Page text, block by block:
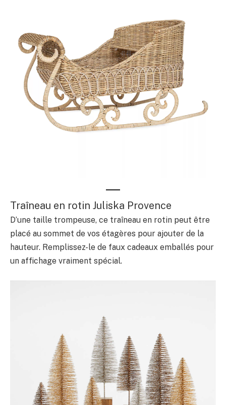
Traîneau en rotin Juliska Provence
D’une taille trompeuse, ce traîneau en rotin peut être
placé au sommet de vos étagères pour ajouter de la
hauteur. Remplissez-le de faux cadeaux emballés pour
un affichage vraiment spécial.